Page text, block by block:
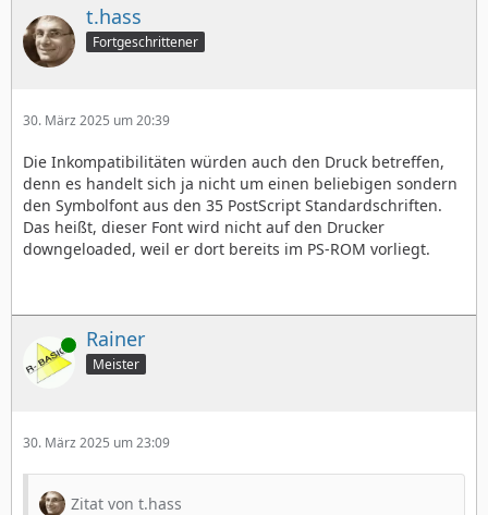
t.hass
Fortgeschrittener
30. März 2025 um 20:39
Die Inkompatibilitäten würden auch den Druck betreffen,
denn es handelt sich ja nicht um einen beliebigen sondern
den Symbolfont aus den 35 PostScript Standardschriften.
Das heißt, dieser Font wird nicht auf den Drucker
downgeloaded, weil er dort bereits im PS-ROM vorliegt.
Online Rainer
Meister
30. März 2025 um 23:09
Zitat von t.hass